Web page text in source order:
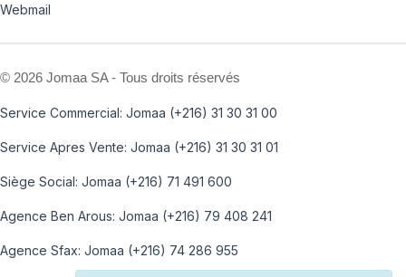
Webmail
© 2026 Jomaa SA - Tous droits réservés
Service Commercial: Jomaa (+216) 31 30 31 00
Service Apres Vente: Jomaa (+216) 31 30 31 01
Siège Social: Jomaa (+216) 71 491 600
Agence Ben Arous: Jomaa (+216) 79 408 241
Agence Sfax: Jomaa (+216) 74 286 955